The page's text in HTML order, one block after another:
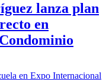
lanza plan
en
en Expo Internacional